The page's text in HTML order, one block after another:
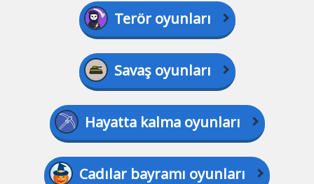
Terör oyunları
Savaş oyunları
Hayatta kalma oyunları
Cadılar bayramı oyunları